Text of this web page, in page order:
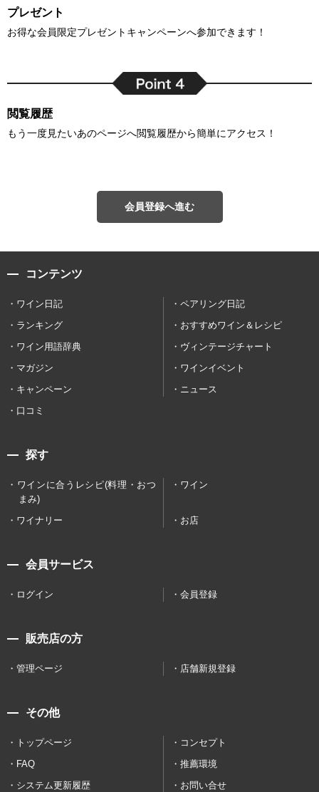
プレゼント
お得な会員限定プレゼントキャンペーンへ参加できます！
閲覧履歴
もう一度見たいあのページへ閲覧履歴から簡単にアクセス！
会員登録へ進む
コンテンツ
ワイン日記
ペアリング日記
ランキング
おすすめワイン＆レシピ
ワイン用語辞典
ヴィンテージチャート
マガジン
ワインイベント
キャンペーン
ニュース
口コミ
探す
ワインに合うレシピ(料理・おつ
まみ)
ワイン
ワイナリー お店
会員サービス
ログイン 会員登録
販売店の方
管理ページ 店舗新規登録
その他
トップページ
コンセプト
FAQ
推薦環境
システム更新履歴
お問い合せ